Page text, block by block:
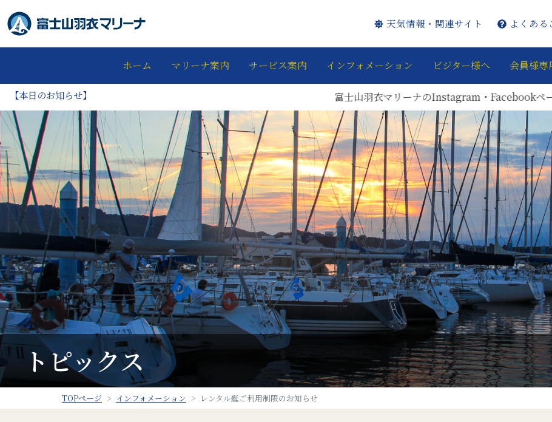
天気情報・関連サイト よくある
ホーム マリーナ案内 サービス案内 インフォメーション ビジター様へ 会員様専
【本日のお知らせ】 富士山羽衣マリーナのInstagram・Facebookページを開設しまし
トピックス
TOPページ インフォメーション レンタル艇ご利用制限のお知らせ